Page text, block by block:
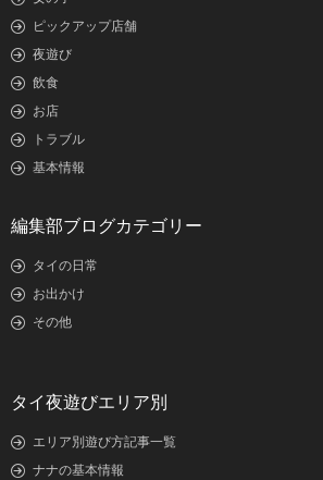
ピックアップ店舗
夜遊び
飲食
お店
トラブル
基本情報
編集部ブログカテゴリー
タイの日常
お出かけ
その他
タイ夜遊びエリア別
エリア別遊び方記事一覧
ナナの基本情報